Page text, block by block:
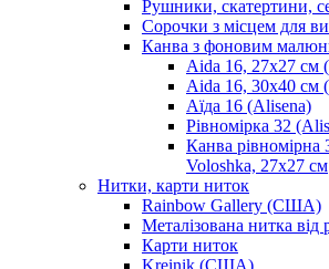
Рушники, скатертини,
Сорочки з місцем для
Канва з фоновим
Aida 16, 27х27 см
Aida 16, 30х40 см
Аїда 16 (Alisena)
Рівномірка 32
Канва рівномірна
Voloshka, 27х27 см
Нитки, карти ниток
Rainbow Gallery (США)
Металізована нитка від
Карти ниток
Kreinik (США)